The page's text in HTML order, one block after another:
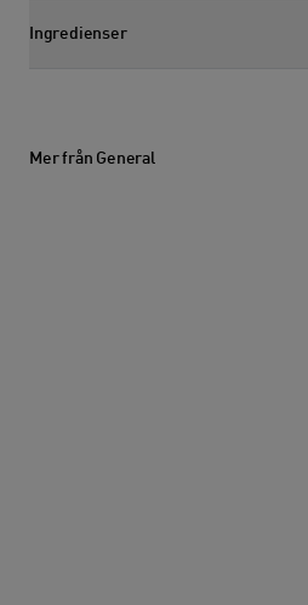
Ingredienser
Visa ingredienssektion
Mer från General